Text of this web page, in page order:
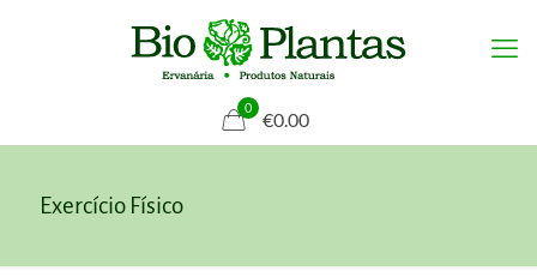
0
€0.00
Exercício Físico